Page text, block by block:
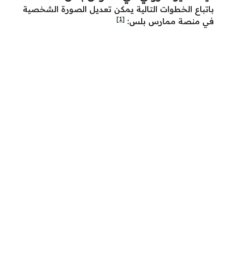
باتباع الخطوات التالية يمكن تعديل الصورة الشخصية
في منصة ممارس بلس: [1]